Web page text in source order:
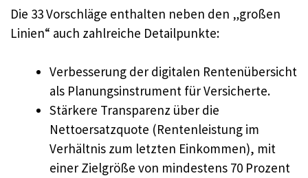
Die 33 Vorschläge enthalten neben den „großen
Linien“ auch zahlreiche Detailpunkte:
Verbesserung der digitalen Rentenübersicht
als Planungsinstrument für Versicherte.
Stärkere Transparenz über die
Nettoersatzquote (Rentenleistung im
Verhältnis zum letzten Einkommen), mit
einer Zielgröße von mindestens 70 Prozent